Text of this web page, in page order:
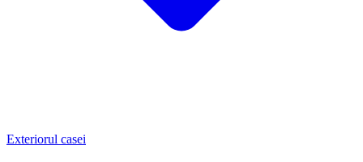
Exteriorul casei